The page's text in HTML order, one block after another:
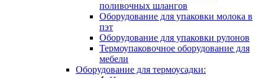
поливочных шлангов
Оборудование для упаковки молока в
пэт
Оборудование для упаковки рулонов
Термоупаковочное оборудование для
мебели
Оборудование для термоусадки: